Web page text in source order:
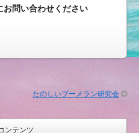
お問い合わせください
たのしいブーメラン研究会
ンテンツ